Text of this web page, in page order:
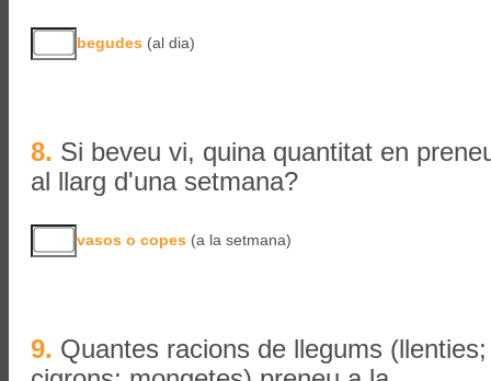
begudes (al dia)
8. Si beveu vi, quina quantitat en
al llarg d'una setmana?
vasos o copes (a la setmana)
9. Quantes racions de llegums (llenties;